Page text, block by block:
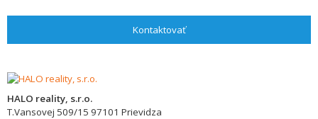
Kontaktovať
HALO reality, s.r.o.
T.Vansovej 509/15 97101 Prievidza